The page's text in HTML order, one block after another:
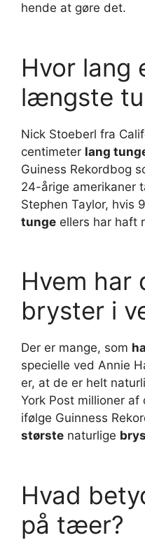
hende at gøre det.
Hvor lang
længste
Nick Stoeberl fra
centimeter lang
Guiness Rekordbog
24-årige amerikaner
Stephen Taylor, hvis
tunge ellers har haft
Hvem har
bryster i
Der er mange, som
specielle ved Annie
er, at de er helt
York Post millioner af
ifølge Guinness
største naturlige
Hvad
på tæer?